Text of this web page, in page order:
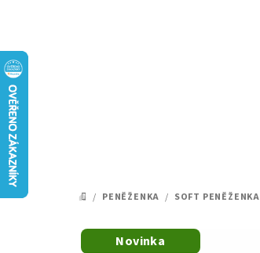
DOMŮ
/ PENĚŽENKA / SOFT PENĚŽENKA
Novinka